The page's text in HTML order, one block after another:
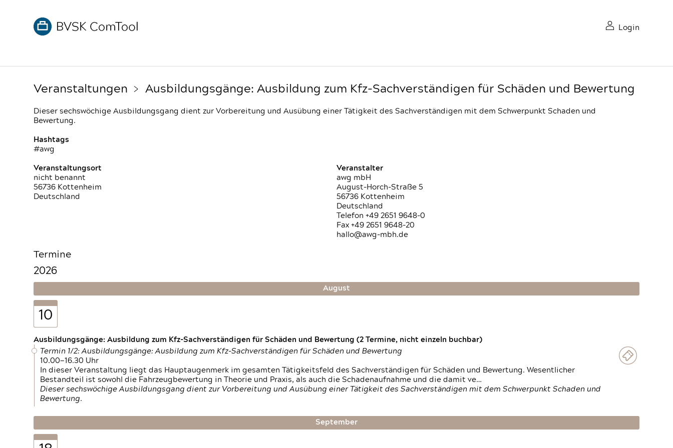
Login
Veranstaltungen ﹥ Ausbildungsgänge: Ausbildung zum Kfz-Sachverständigen für Schäden und Bewertung
Dieser sechswöchige Ausbildungsgang dient zur Vorbereitung und Ausübung einer Tätigkeit des Sachverständigen mit dem Schwerpunkt Schaden und
Bewertung.
Hashtags
#awg
Veranstaltungsort
nicht benannt
56736 Kottenheim
Deutschland
Veranstalter
awg mbH
August-Horch-Straße 5
56736 Kottenheim
Deutschland
Telefon +49 2651 9648-0
Fax +49 2651 9648-20
hallo@awg-mbh.de
Termine
2026
August
10
Ausbildungsgänge: Ausbildung zum Kfz-Sachverständigen für Schäden und Bewertung (2 Termine, nicht einzeln buchbar)
Termin 1/2: Ausbildungsgänge: Ausbildung zum Kfz-Sachverständigen für Schäden und Bewertung
10.00—16.30 Uhr
In dieser Veranstaltung liegt das Hauptaugenmerk im gesamten Tätigkeitsfeld des Sachverständigen für Schäden und Bewertung. Wesentlicher
Bestandteil ist sowohl die Fahrzeugbewertung in Theorie und Praxis, als auch die Schadenaufnahme und die damit ve…
Dieser sechswöchige Ausbildungsgang dient zur Vorbereitung und Ausübung einer Tätigkeit des Sachverständigen mit dem Schwerpunkt Schaden und
Bewertung.
September